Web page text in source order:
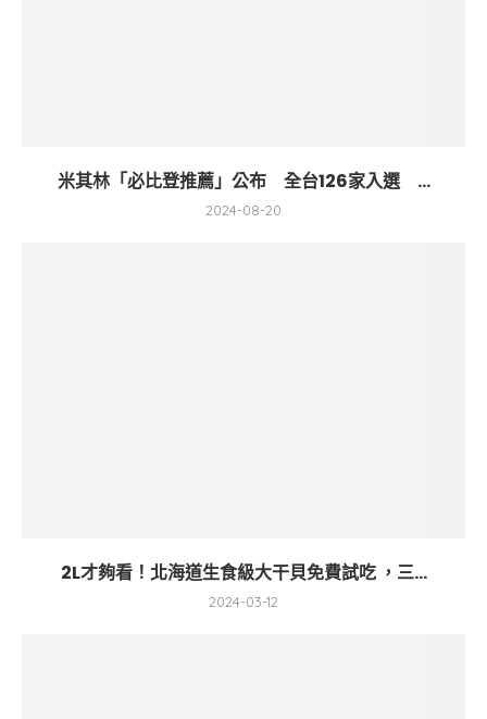
米其林「必比登推薦」公布 全台126家入選 ...
2024-08-20
2L才夠看！北海道生食級大干貝免費試吃 ，三...
2024-03-12